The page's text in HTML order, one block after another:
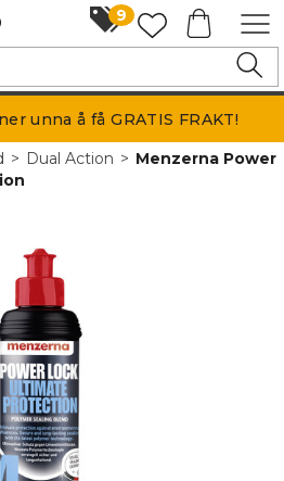
9
unna å få GRATIS FRAKT!
> Dual Action>Menzerna Power